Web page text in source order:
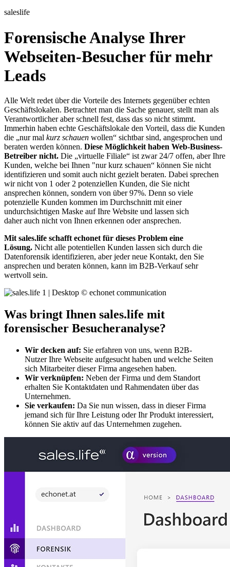
saleslife
Forensische Analyse Ihrer
Webseiten-Besucher für mehr
Leads
Alle Welt redet über die Vorteile des Internets gegenüber echten
Geschäftslokalen. Betrachtet man die Sache genauer, stellt man als
Verantwortlicher aber schnell fest, dass das so nicht stimmt.
Immerhin haben echte Geschäftslokale den Vorteil, dass die Kunden
die „nur mal kurz schauen wollen“ sichtbar sind, angesprochen und
beraten werden können. Diese Möglichkeit haben Web-Business-
Betreiber nicht. Die „virtuelle Filiale“ ist zwar 24/7 offen, aber Ihre
Kunden, welche bei Ihnen "nur kurz schauen“ können Sie nicht
identifizieren und somit auch nicht gezielt beraten. Dabei sprechen
wir nicht von 1 oder 2 potenziellen Kunden, die Sie nicht
ansprechen können, sondern von über 97%. Denn so viele
potenzielle Kunden kommen im Durchschnitt mit einer
undurchsichtigen Maske auf Ihre Website und lassen sich
daher auch nicht von Ihnen erkennen oder ansprechen.
Mit sales.life schafft echonet für dieses Problem eine
Lösung. Nicht alle potentiellen Kunden lassen sich durch die
Datenforensik identifizieren, aber jeder neue Kontakt, den Sie
ansprechen und beraten können, kann im B2B-Verkauf sehr
wertvoll sein.
Was bringt Ihnen sales.life mit
forensischer Besucheranalyse?
Wir decken auf: Sie erfahren von uns, wenn B2B-
Nutzer Ihre Webseite aufgesucht haben und welche Seiten
sich Mitarbeiter dieser Firma angesehen haben.
Wir verknüpfen: Neben der Firma und dem Standort
erhalten Sie Kontaktdaten und Rahmendaten über das
Unternehmen.
Sie verkaufen: Da Sie nun wissen, dass in dieser Firma
jemand sich für Ihre Leistung oder Ihr Produkt interessiert,
können Sie aktiv auf das Unternehmen zugehen.